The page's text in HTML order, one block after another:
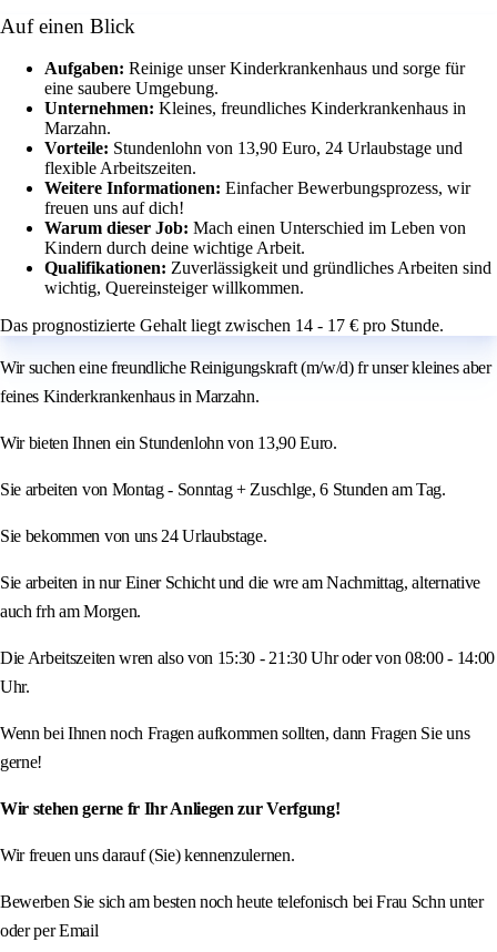
Auf einen Blick
Aufgaben: Reinige unser Kinderkrankenhaus und sorge für
eine saubere Umgebung.
Unternehmen: Kleines, freundliches Kinderkrankenhaus in
Marzahn.
Vorteile: Stundenlohn von 13,90 Euro, 24 Urlaubstage und
flexible Arbeitszeiten.
Weitere Informationen: Einfacher Bewerbungsprozess, wir
freuen uns auf dich!
Warum dieser Job: Mach einen Unterschied im Leben von
Kindern durch deine wichtige Arbeit.
Qualifikationen: Zuverlässigkeit und gründliches Arbeiten sind
wichtig, Quereinsteiger willkommen.
Das prognostizierte Gehalt liegt zwischen 14 - 17 € pro Stunde.
Wir suchen eine freundliche Reinigungskraft (m/w/d) fr unser kleines aber
feines Kinderkrankenhaus in Marzahn.
Wir bieten Ihnen ein Stundenlohn von 13,90 Euro.
Sie arbeiten von Montag - Sonntag + Zuschlge, 6 Stunden am Tag.
Sie bekommen von uns 24 Urlaubstage.
Sie arbeiten in nur Einer Schicht und die wre am Nachmittag, alternative
auch frh am Morgen.
Die Arbeitszeiten wren also von 15:30 - 21:30 Uhr oder von 08:00 - 14:00
Uhr.
Wenn bei Ihnen noch Fragen aufkommen sollten, dann Fragen Sie uns
gerne!
Wir stehen gerne fr Ihr Anliegen zur Verfgung!
Wir freuen uns darauf (Sie) kennenzulernen.
Bewerben Sie sich am besten noch heute telefonisch bei Frau Schn unter
oder per Email